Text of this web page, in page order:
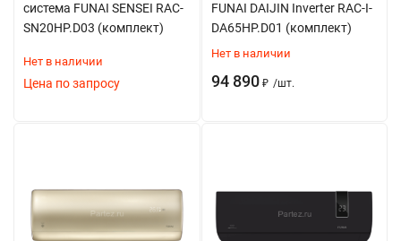
система FUNAI SENSEI RAC-
SN20HP.D03 (комплект)
Нет в наличии
Цена по запросу
FUNAI DAIJIN Inverter RAC-I-
DA65HP.D01 (комплект)
Нет в наличии
94 890 ₽ /шт.